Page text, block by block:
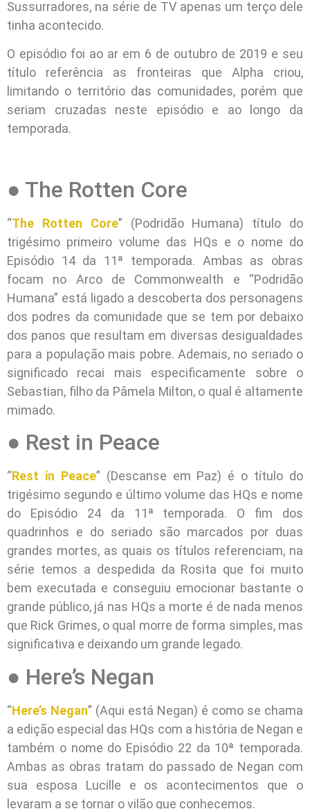
Sussurradores, na série de TV apenas um terço dele
tinha acontecido.
O episódio foi ao ar em 6 de outubro de 2019 e seu
título referência as fronteiras que Alpha criou,
limitando o território das comunidades, porém que
seriam cruzadas neste episódio e ao longo da
temporada.
● The Rotten Core
“The Rotten Core” (Podridão Humana) título do
trigésimo primeiro volume das HQs e o nome do
Episódio 14 da 11ª temporada. Ambas as obras
focam no Arco de Commonwealth e “Podridão
Humana” está ligado a descoberta dos personagens
dos podres da comunidade que se tem por debaixo
dos panos que resultam em diversas desigualdades
para a população mais pobre. Ademais, no seriado o
significado recai mais especificamente sobre o
Sebastian, filho da Pâmela Milton, o qual é altamente
mimado.
● Rest in Peace
“Rest in Peace” (Descanse em Paz) é o título do
trigésimo segundo e último volume das HQs e nome
do Episódio 24 da 11ª temporada. O fim dos
quadrinhos e do seriado são marcados por duas
grandes mortes, as quais os títulos referenciam, na
série temos a despedida da Rosita que foi muito
bem executada e conseguiu emocionar bastante o
grande público, já nas HQs a morte é de nada menos
que Rick Grimes, o qual morre de forma simples, mas
significativa e deixando um grande legado.
● Here’s Negan
“Here’s Negan” (Aqui está Negan) é como se chama
a edição especial das HQs com a história de Negan e
também o nome do Episódio 22 da 10ª temporada.
Ambas as obras tratam do passado de Negan com
sua esposa Lucille e os acontecimentos que o
levaram a se tornar o vilão que conhecemos.